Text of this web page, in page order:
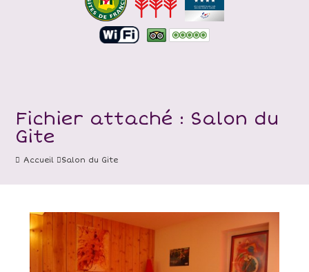
Fichier attaché : Salon du
Gite
Accueil Salon du Gite